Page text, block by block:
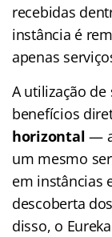
recebidas
instância é
apenas
A utilização
benefícios
horizontal —
um mesmo
em instâncias
descoberta
disso, o